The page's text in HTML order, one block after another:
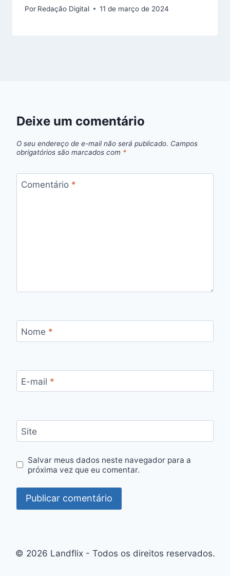
Por Redação Digital 11 de março de 2024
Deixe um comentário
O seu endereço de e-mail não será publicado. Campos
obrigatórios são marcados com *
Comentário *
Nome *
E-mail *
Site
Salvar meus dados neste navegador para a
próxima vez que eu comentar.
© 2026 Landflix - Todos os direitos reservados.